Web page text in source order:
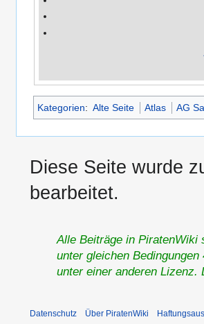
Kategorien: Alte Seite Atlas AG
Diese Seite wurde
bearbeitet.
Alle Beiträge in PiratenWiki
unter gleichen
unter einer anderen
Datenschutz Über PiratenWiki